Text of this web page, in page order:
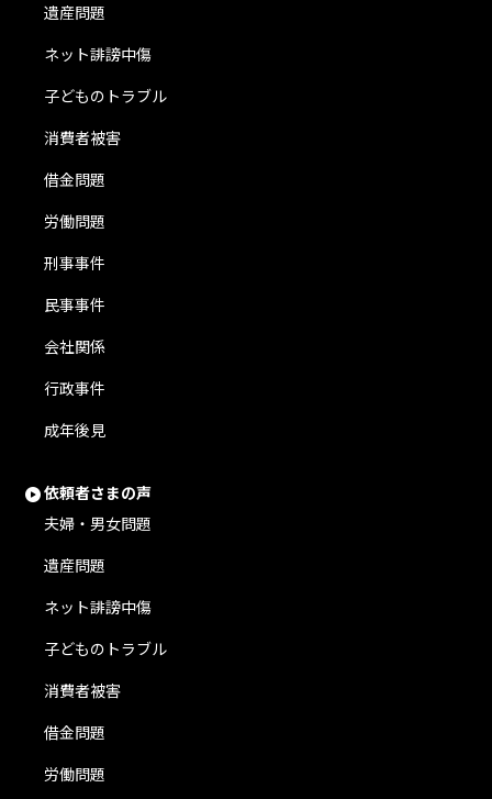
遺産問題
ネット誹謗中傷
子どものトラブル
消費者被害
借金問題
労働問題
刑事事件
民事事件
会社関係
行政事件
成年後見
依頼者さまの声
夫婦・男女問題
遺産問題
ネット誹謗中傷
子どものトラブル
消費者被害
借金問題
労働問題